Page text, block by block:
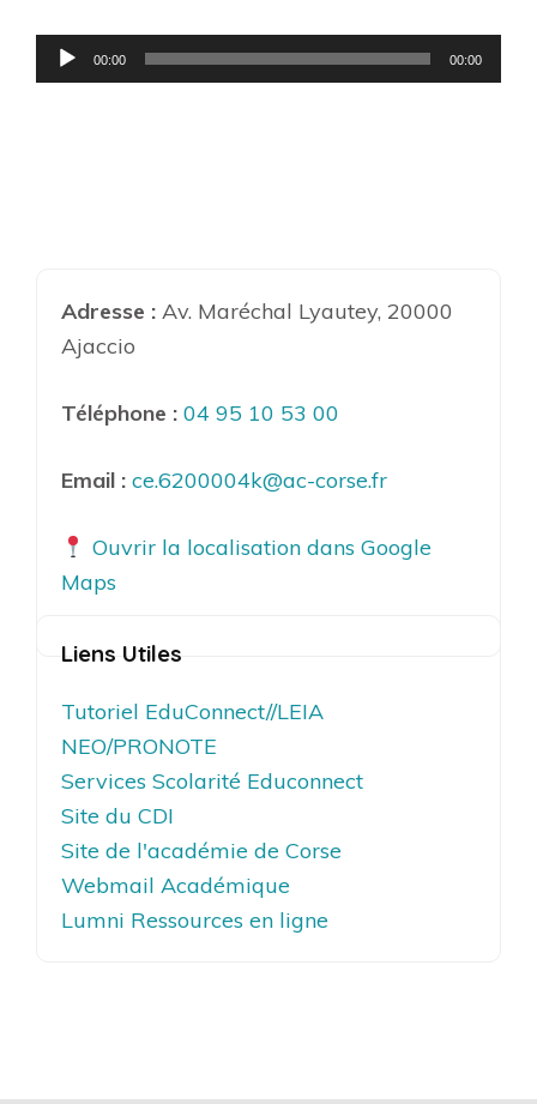
Lecteur
audio
00:00 00:00
Adresse : Av. Maréchal Lyautey, 20000
Ajaccio
Téléphone : 04 95 10 53 00
Email : ce.6200004k@ac-corse.fr
Ouvrir la localisation dans Google
Maps
Liens Utiles
Tutoriel EduConnect//LEIA
NEO/PRONOTE
Services Scolarité Educonnect
Site du CDI
Site de l'académie de Corse
Webmail Académique
Lumni Ressources en ligne